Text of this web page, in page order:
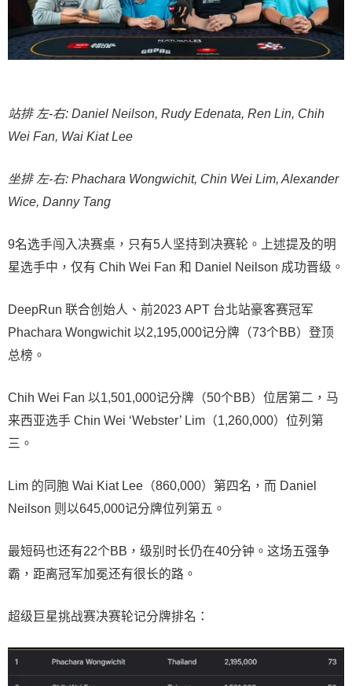
站排 左-右: Daniel Neilson, Rudy Edenata, Ren Lin, Chih
Wei Fan, Wai Kiat Lee
坐排 左-右: Phachara Wongwichit, Chin Wei Lim, Alexander
Wice, Danny Tang
9名选手闯入决赛桌，只有5人坚持到决赛轮。上述提及的明
星选手中，仅有 Chih Wei Fan 和 Daniel Neilson 成功晋级。
DeepRun 联合创始人、前2023 APT 台北站豪客赛冠军
Phachara Wongwichit 以2,195,000记分牌（73个BB）登顶
总榜。
Chih Wei Fan 以1,501,000记分牌（50个BB）位居第二，马
来西亚选手 Chin Wei ‘Webster’ Lim（1,260,000）位列第
三。
Lim 的同胞 Wai Kiat Lee（860,000）第四名，而 Daniel
Neilson 则以645,000记分牌位列第五。
最短码也还有22个BB，级别时长仍在40分钟。这场五强争
霸，距离冠军加冕还有很长的路。
超级巨星挑战赛决赛轮记分牌排名：